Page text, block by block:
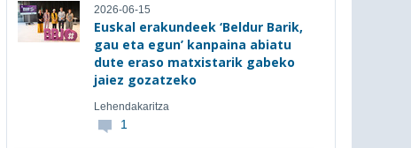
2026-06-15
Euskal erakundeek ‘Beldur Barik,
gau eta egun’ kanpaina abiatu
dute eraso matxistarik gabeko
jaiez gozatzeko
Lehendakaritza
1